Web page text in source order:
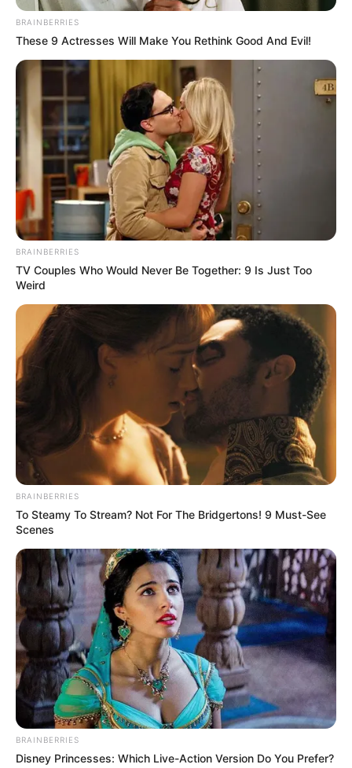
BRAINBERRIES
These 9 Actresses Will Make You Rethink Good And Evil!
BRAINBERRIES
TV Couples Who Would Never Be Together: 9 Is Just Too
Weird
BRAINBERRIES
To Steamy To Stream? Not For The Bridgertons! 9 Must-See
Scenes
BRAINBERRIES
Disney Princesses: Which Live-Action Version Do You Prefer?